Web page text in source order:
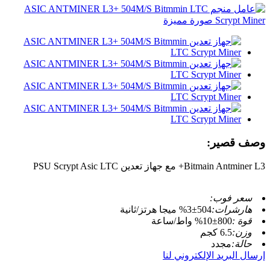
وصف قصير:
Bitmain Antminer L3+ مع جهاز تعدين PSU Scrypt Asic LTC
سعر فوب:
هارشرات:504±3% ميجا هرتز/ثانية
قوة :800±10% واط/ساعة
وزن:6.5 كجم
حالة:مجدد
إرسال البريد الإلكتروني لنا